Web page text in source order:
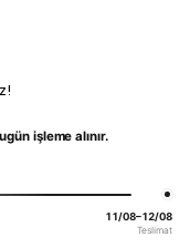
işleme alınır.
11/08–12/08
Teslimat